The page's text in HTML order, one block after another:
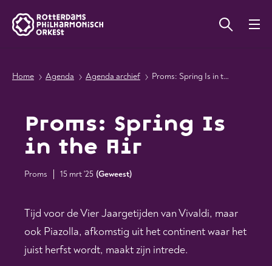
Home Agenda Agenda archief Proms: Spring Is in the Air
Proms: Spring Is
in the Air
Proms 15 mrt '25 (Geweest)
Tijd voor de Vier Jaargetijden van Vivaldi, maar
ook Piazolla, afkomstig uit het continent waar het
juist herfst wordt, maakt zijn intrede.